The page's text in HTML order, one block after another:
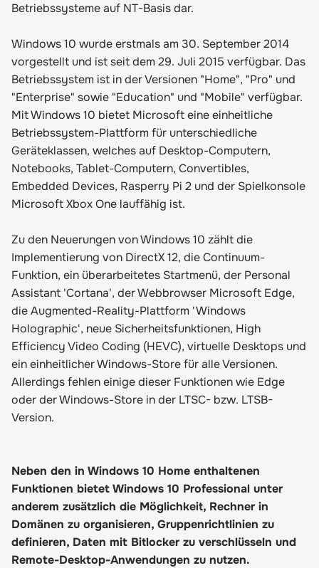
Betriebssysteme auf NT-Basis dar.
Windows 10 wurde erstmals am 30. September 2014
vorgestellt und ist seit dem 29. Juli 2015 verfügbar. Das
Betriebssystem ist in der Versionen "Home", "Pro" und
"Enterprise" sowie "Education" und "Mobile" verfügbar.
Mit Windows 10 bietet Microsoft eine einheitliche
Betriebssystem-Plattform für unterschiedliche
Geräteklassen, welches auf Desktop-Computern,
Notebooks, Tablet-Computern, Convertibles,
Embedded Devices, Rasperry Pi 2 und der Spielkonsole
Microsoft Xbox One lauffähig ist.
Zu den Neuerungen von Windows 10 zählt die
Implementierung von DirectX 12, die Continuum-
Funktion, ein überarbeitetes Startmenü, der Personal
Assistant 'Cortana', der Webbrowser Microsoft Edge,
die Augmented-Reality-Plattform 'Windows
Holographic', neue Sicherheitsfunktionen, High
Efficiency Video Coding (HEVC), virtuelle Desktops und
ein einheitlicher Windows-Store für alle Versionen.
Allerdings fehlen einige dieser Funktionen wie Edge
oder der Windows-Store in der LTSC- bzw. LTSB-
Version.
Neben den in Windows 10 Home enthaltenen
Funktionen bietet Windows 10 Professional unter
anderem zusätzlich die Möglichkeit, Rechner in
Domänen zu organisieren, Gruppenrichtlinien zu
definieren, Daten mit Bitlocker zu verschlüsseln und
Remote-Desktop-Anwendungen zu nutzen.